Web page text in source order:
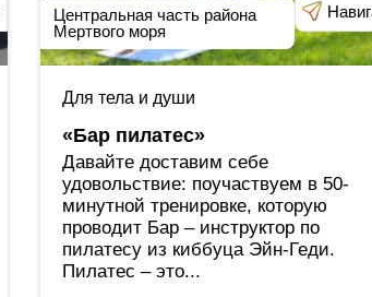
Центральная часть района
Мертвого моря
Для тела и души
«Бар пилатес»
Давайте доставим себе
удовольствие: поучаствуем в 50-
минутной тренировке, которую
проводит Бар ‒ инструктор по
пилатесу из киббуца Эйн-Геди.
Пилатес ‒ это...